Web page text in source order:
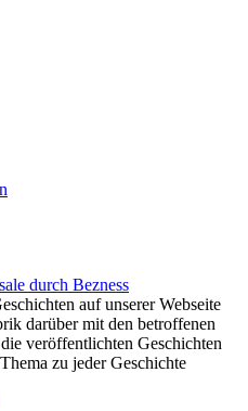
durch Bezness
auf unserer Webseite
darüber mit den betroffenen
veröffentlichten Geschichten
zu jeder Geschichte